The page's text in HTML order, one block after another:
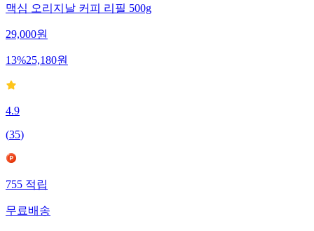
맥심 오리지날 커피 리필 500g
29,000원
13%25,180원
4.9
(35)
755적립
무료배송